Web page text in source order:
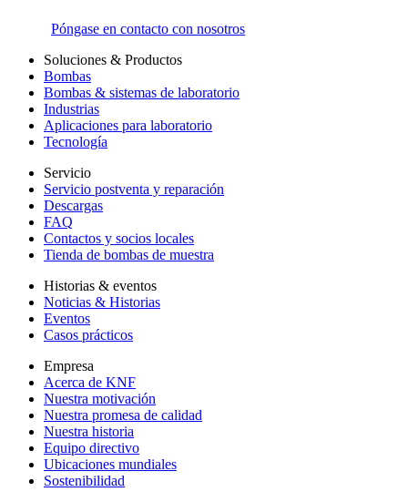
Póngase en contacto con nosotros
Soluciones & Productos
Bombas
Bombas & sistemas de laboratorio
Industrias
Aplicaciones para laboratorio
Tecnología
Servicio
Servicio postventa y reparación
Descargas
FAQ
Contactos y socios locales
Tienda de bombas de muestra
Historias & eventos
Noticias & Historias
Eventos
Casos prácticos
Empresa
Acerca de KNF
Nuestra motivación
Nuestra promesa de calidad
Nuestra historia
Equipo directivo
Ubicaciones mundiales
Sostenibilidad